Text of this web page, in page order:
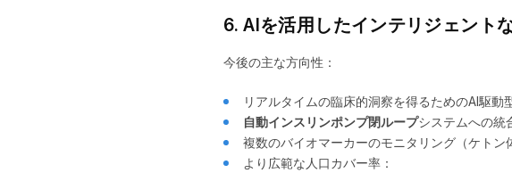
6. AIを活用したインテリジェント
今後の主な方向性：
リアルタイムの臨床的洞察を得るためのAI駆動
自動インスリンポンプ閉ループシステムへの統
複数のバイオマーカーのモニタリング（ケトン
より広範な人口カバー率：